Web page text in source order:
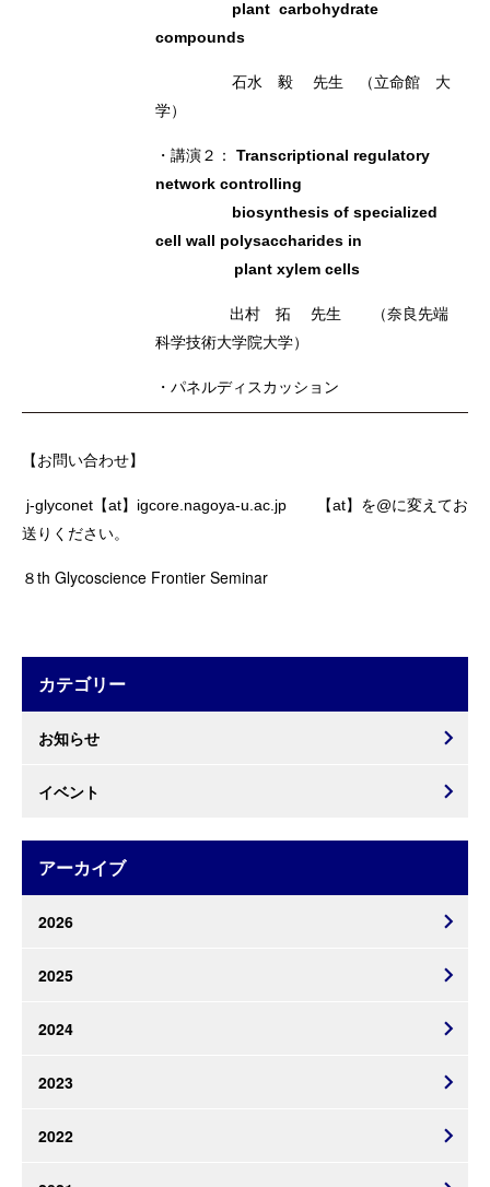
plant carbohydrate
compounds
石水 毅 先生
（立命館 大
学）
・講演２： Transcriptional regulatory
network controlling
biosynthesis of specialized
cell wall polysaccharides in
plant xylem cells
出村 拓 先生 （奈良先端
科学技術大学院大学）
・パネルディスカッション
【お問い合わせ】
j-glyconet【at】igcore.nagoya-u.ac.jp 【at】を@に変えてお
送りください。
８th Glycoscience Frontier Seminar
カテゴリー
お知らせ
イベント
アーカイブ
2026
2025
2024
2023
2022